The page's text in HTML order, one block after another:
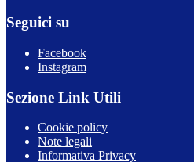
Seguici su
Facebook
Instagram
Sezione Link Utili
Cookie policy
Note legali
Informativa Privacy